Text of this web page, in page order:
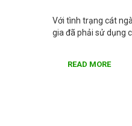
Với tình trạng cát
gia đã phải sử dụng
READ MORE